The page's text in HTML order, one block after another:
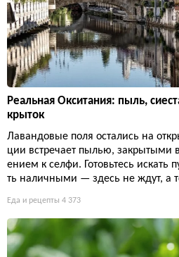
Реальная Окситания: пыль,
крыток
Лавандовые поля остались на
ции встречает пылью, закрытыми
ением к селфи. Готовьтесь искать
ть наличными — здесь не ждут, а
Еда и рецепты 4 373